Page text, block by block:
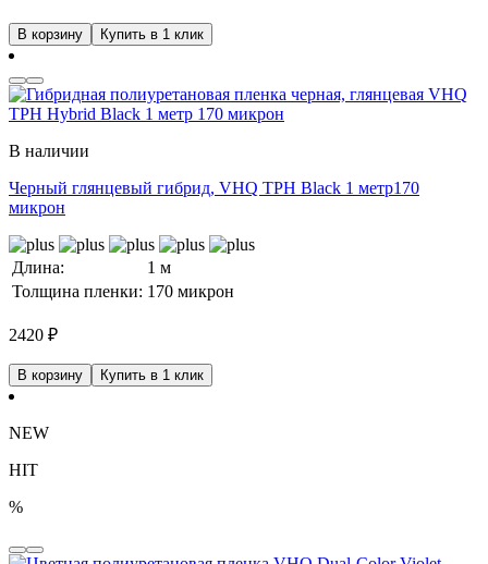
В корзину Купить в 1 клик
В наличии
Черный глянцевый гибрид, VHQ TPH Black 1 метр170
микрон
Длина:
1 м
Толщина пленки: 170 микрон
2420 ₽
В корзину Купить в 1 клик
NEW
HIT
%